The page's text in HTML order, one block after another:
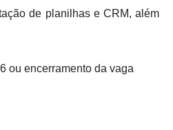
de planilhas e CRM, além
ou encerramento da vaga